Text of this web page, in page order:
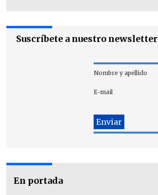
Suscríbete a nuestro newsletter
Nombre y apellido
E-mail
En portada